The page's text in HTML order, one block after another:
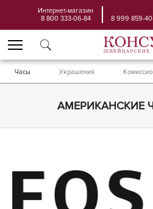
Интернет-магазин
8 800 333-06-84
8 999 859-
Часы Украшения
АМЕРИКАНСКИЕ